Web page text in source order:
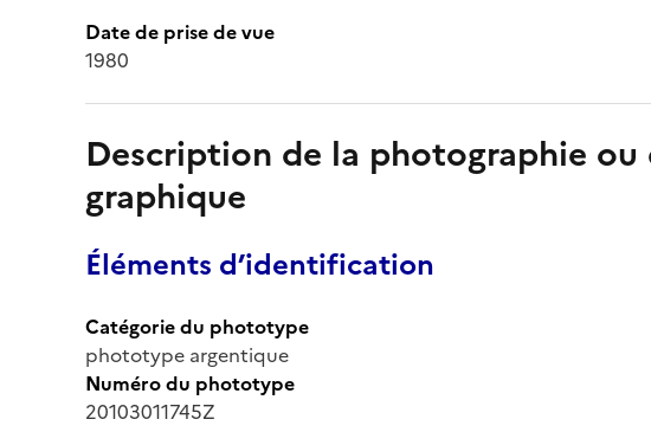
Date de prise de vue
1980
Description de la photographie
graphique
Éléments d’identification
Catégorie du phototype
phototype argentique
Numéro du phototype
20103011745Z